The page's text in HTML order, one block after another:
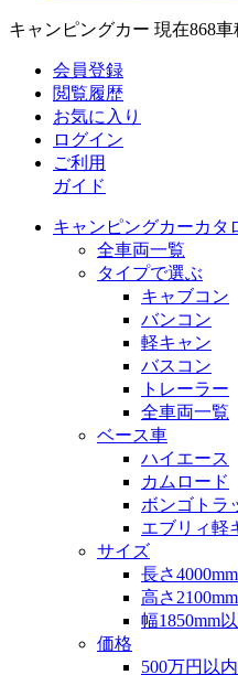
キャンピングカー 現在868車
会員登録
閲覧履歴
お気に入り
ログイン
ご利用
ガイド
キャンピングカーカタ
全車両一覧
タイプで選ぶ
キャブコン
バンコン
軽キャン
バスコン
トレーラー
全車両一覧
ベース車
ハイエース
カムロード
ボンゴトラ
エブリィ軽
サイズ
長さ
高さ
幅1850mm
価格
500万円以内